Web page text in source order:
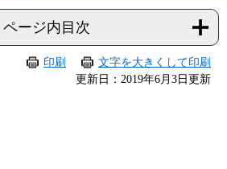
ページ内目次
印刷
文字を大きくして印刷
更新日：2019年6月3日更新